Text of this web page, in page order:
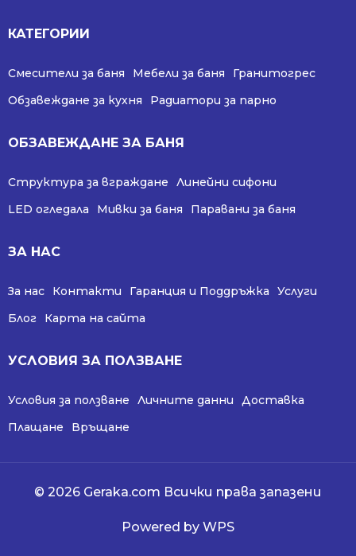
КАТЕГОРИИ
Смесители за баня Мебели за баня
Гранитогрес
Обзавеждане за кухня
Радиатори за парно
ОБЗАВЕЖДАНЕ ЗА БАНЯ
Структура за вграждане
Линейни сифони
LED огледала
Мивки за баня Паравани за баня
ЗА НАС
За нас Контакти Гаранция и Поддръжка
Услуги
Блог
Карта на сайта
УСЛОВИЯ ЗА ПОЛЗВАНЕ
Условия за ползване Личните данни
Доставка
Плащане
Връщане
© 2026 Geraka.com Всички права запазени
Powered by WPS